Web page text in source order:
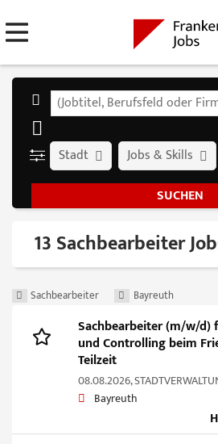
Stadt Jobs & Skills
13 Sachbearbeiter
Sachbearbeiter Bayreuth
Sachbearbeiter (m/w/d)
und Controlling beim
Teilzeit
08.08.2026,
Bayreuth